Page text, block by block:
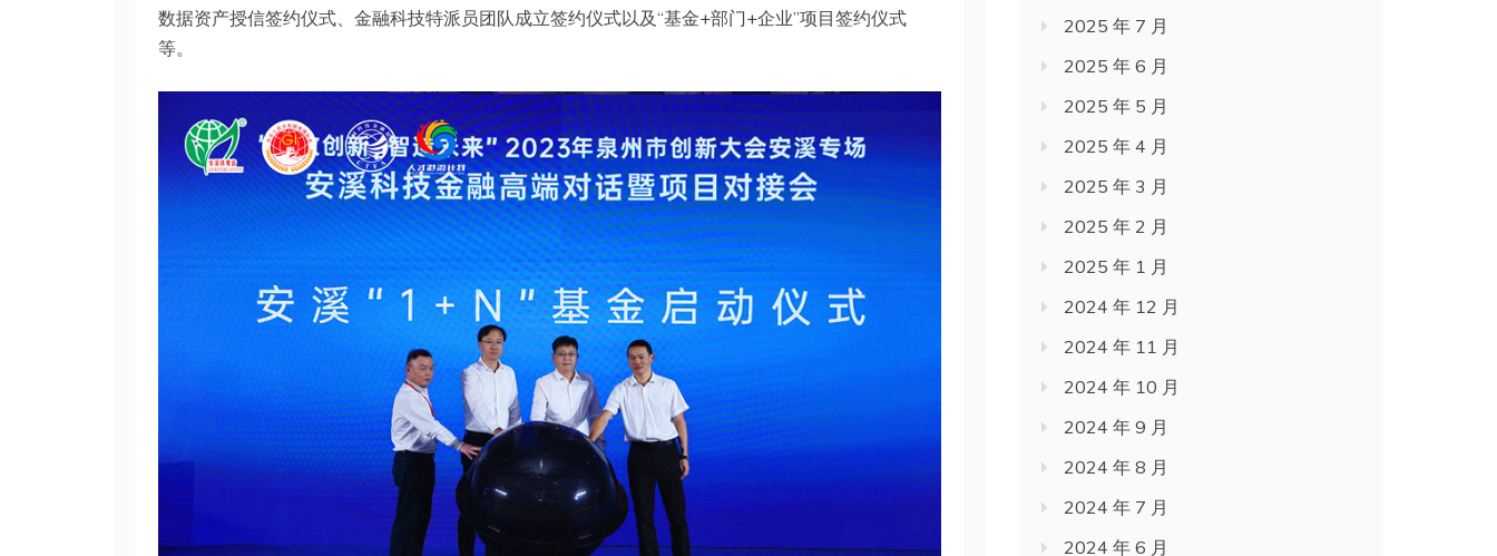
数据资产授信签约仪式、金融科技特派员团队成立签约仪式以及“基金+部门+企业”项目签约仪式
等。
2025 年 7 月
2025 年 6 月
2025 年 5 月
2025 年 4 月
2025 年 3 月
2025 年 2 月
2025 年 1 月
2024 年 12 月
2024 年 11 月
2024 年 10 月
2024 年 9 月
2024 年 8 月
2024 年 7 月
2024 年 6 月